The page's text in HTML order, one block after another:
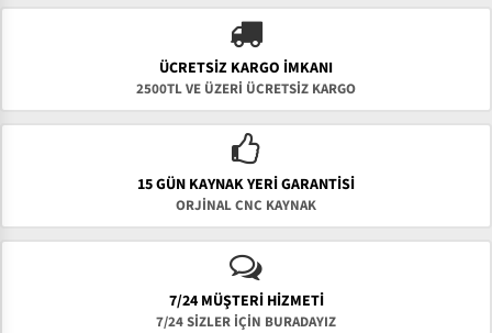
ÜCRETSIZ KARGO İMKANI
2500TL VE ÜZERİ ÜCRETSİZ KARGO
15 GÜN KAYNAK YERI GARANTISI
ORJİNAL CNC KAYNAK
7/24 MÜŞTERİ HİZMETİ
7/24 SİZLER İÇİN BURADAYIZ